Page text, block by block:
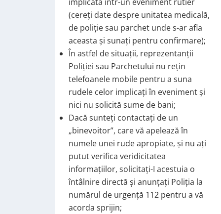
(cereţi date despre unitatea medicală,
de poliţie sau parchet unde s-ar afla
aceasta şi sunaţi pentru confirmare);
În astfel de situaţii, reprezentanţii
Poliţiei sau Parchetului nu reţin
telefoanele mobile pentru a suna
rudele celor implicați în eveniment şi
nici nu solicită sume de bani;
Dacă sunteţi contactaţi de un
„binevoitor”, care vă apelează în
numele unei rude apropiate, şi nu aţi
putut verifica veridicitatea
informaţiilor, solicitaţi-I acestuia o
întâlnire directă şi anunţaţi Poliţia la
numărul de urgenţă 112 pentru a vă
acorda sprijin;